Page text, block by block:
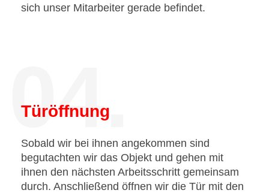
sich unser Mitarbeiter gerade befindet.
04.
Türöffnung
Sobald wir bei ihnen angekommen sind
begutachten wir das Objekt und gehen mit
ihnen den nächsten Arbeitsschritt gemeinsam
durch. Anschließend öffnen wir die Tür mit den